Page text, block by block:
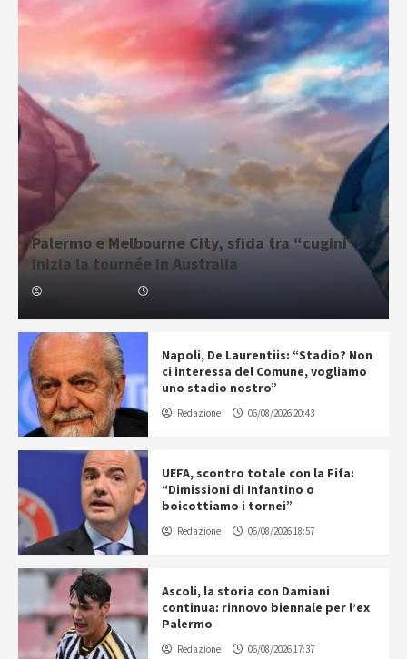
Palermo e Melbourne City, sfida tra “cugini”:
inizia la tournée in Australia
Napoli, De Laurentiis: “Stadio? Non
ci interessa del Comune, vogliamo
uno stadio nostro”
Redazione 06/08/2026 20:43
UEFA, scontro totale con la Fifa:
“Dimissioni di Infantino o
boicottiamo i tornei”
Redazione 06/08/2026 18:57
Ascoli, la storia con Damiani
continua: rinnovo biennale per l’ex
Palermo
Redazione 06/08/2026 17:37